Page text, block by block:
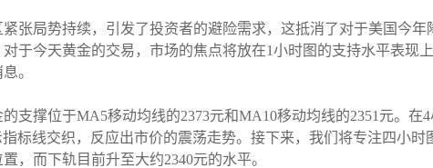
张局势持续，引发了投资者的避险需求，这抵消了对于美国今
于今天黄金的交易，市场的焦点将放在1小时图的支持水平表现
。
支撑位于MA5移动均线的2373元和MA10移动均线的2351元。
标线交织，反应出市价的震荡走势。接下来，我们将专注四小
，而下轨目前升至大约2340元的水平。